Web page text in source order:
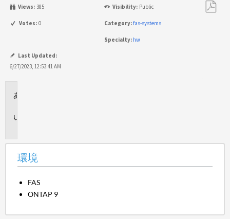
Views: 385 Visibility: Public
Votes: 0 Category:fas-systems
Specialty: hw
Last Updated:
6/27/2023, 12:53:41 AM
環境
FAS
ONTAP 9